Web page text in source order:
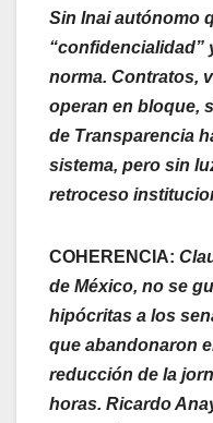
Sin Inai autónomo
“confidencialidad”
norma. Contratos,
operan en bloque,
de Transparencia
sistema, pero sin
retroceso
COHERENCIA:
de México, no se
hipócritas a los
que abandonaron
reducción de la
horas. Ricardo